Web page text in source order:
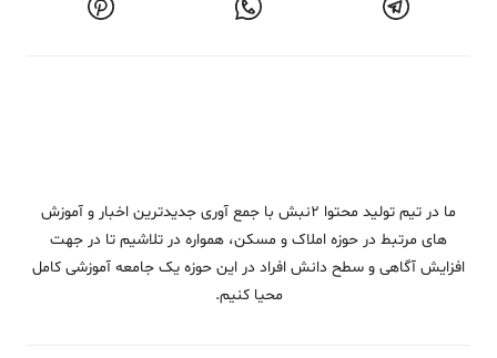
ما در تیم تولید محتوا 2نبش با جمع آوری جدیدترین اخبار و آموزش
های مرتبط در حوزه املاک و مسکن، همواره در تلاشیم تا در جهت
افزایش آگاهی و سطح دانش افراد در این حوزه یک جامعه آموزشی کامل
محیا کنیم.